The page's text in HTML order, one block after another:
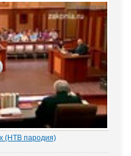
непосредственно в
(НТВ пародия)